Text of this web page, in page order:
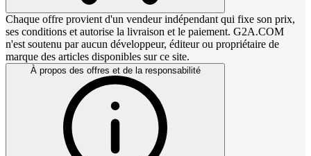
Chaque offre provient d'un vendeur indépendant qui fixe son prix,
ses conditions et autorise la livraison et le paiement. G2A.COM
n'est soutenu par aucun développeur, éditeur ou propriétaire de
marque des articles disponibles sur ce site.
À propos des offres et de la responsabilité